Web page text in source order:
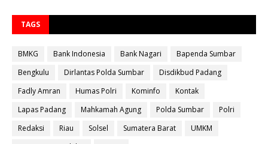
TAGS
BMKG Bank Indonesia Bank Nagari
Bapenda Sumbar
Bengkulu
Dirlantas Polda Sumbar
Disdikbud Padang
Fadly Amran
Humas Polri Kominfo
Kontak
Lapas Padang
Mahkamah Agung Polda Sumbar
Polri
Redaksi
Riau Solsel Sumatera Barat
UMKM